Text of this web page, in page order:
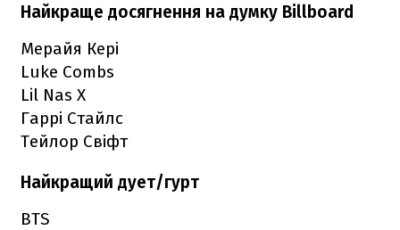
Найкраще досягнення на думку Billboard
Мерайя Кері
Luke Combs
Lil Nas X
Гаррі Стайлс
Тейлор Свіфт
Найкращий дует/гурт
BTS